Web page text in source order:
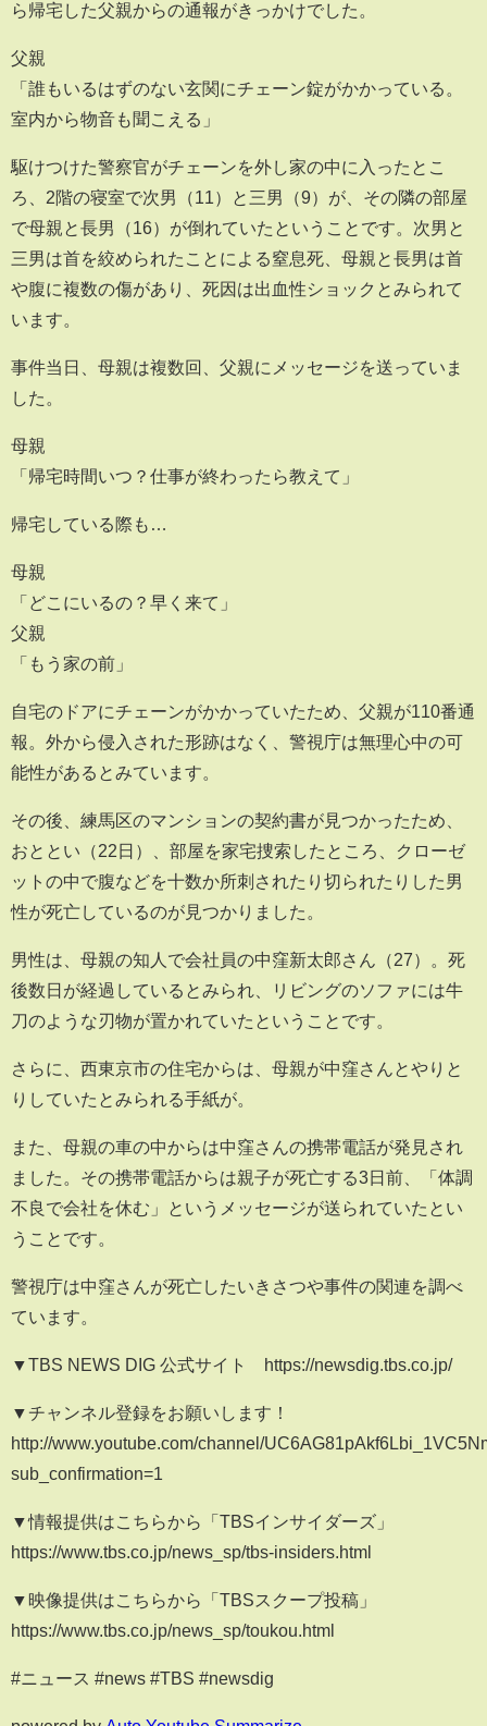
ら帰宅した父親からの通報がきっかけでした。
父親
「誰もいるはずのない玄関にチェーン錠がかかっている。
室内から物音も聞こえる」
駆けつけた警察官がチェーンを外し家の中に入ったとこ
ろ、2階の寝室で次男（11）と三男（9）が、その隣の部屋
で母親と長男（16）が倒れていたということです。次男と
三男は首を絞められたことによる窒息死、母親と長男は首
や腹に複数の傷があり、死因は出血性ショックとみられて
います。
事件当日、母親は複数回、父親にメッセージを送っていま
した。
母親
「帰宅時間いつ？仕事が終わったら教えて」
帰宅している際も…
母親
「どこにいるの？早く来て」
父親
「もう家の前」
自宅のドアにチェーンがかかっていたため、父親が110番通
報。外から侵入された形跡はなく、警視庁は無理心中の可
能性があるとみています。
その後、練馬区のマンションの契約書が見つかったため、
おととい（22日）、部屋を家宅捜索したところ、クローゼ
ットの中で腹などを十数か所刺されたり切られたりした男
性が死亡しているのが見つかりました。
男性は、母親の知人で会社員の中窪新太郎さん（27）。死
後数日が経過しているとみられ、リビングのソファには牛
刀のような刃物が置かれていたということです。
さらに、西東京市の住宅からは、母親が中窪さんとやりと
りしていたとみられる手紙が。
また、母親の車の中からは中窪さんの携帯電話が発見され
ました。その携帯電話からは親子が死亡する3日前、「体調
不良で会社を休む」というメッセージが送られていたとい
うことです。
警視庁は中窪さんが死亡したいきさつや事件の関連を調べ
ています。
▼TBS NEWS DIG 公式サイト https://newsdig.tbs.co.jp/
▼チャンネル登録をお願いします！
http://www.youtube.com/channel/
sub_confirmation=1
▼情報提供はこちらから「TBSインサイダーズ」
https://www.tbs.co.jp/news_sp/tbs-insiders.html
▼映像提供はこちらから「TBSスクープ投稿」
https://www.tbs.co.jp/news_sp/toukou.html
#ニュース #news #TBS #newsdig